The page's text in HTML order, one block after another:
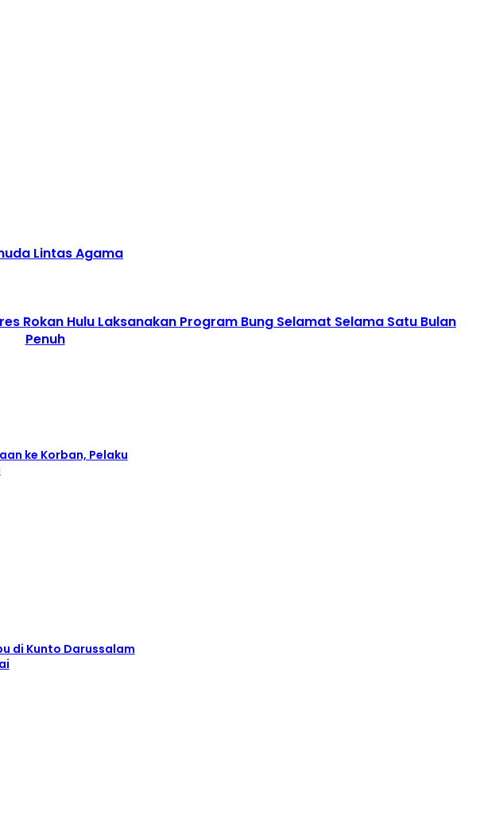
Lintas Agama
Rokan Hulu Laksanakan Program Bung Selamat Selama Satu Bulan
Penuh
ke Korban, Pelaku
di Kunto Darussalam